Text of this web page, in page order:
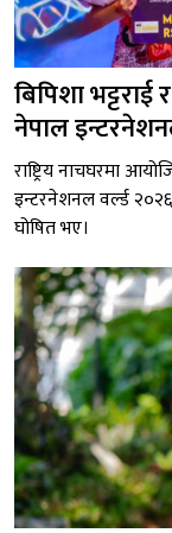
बिपिशा
नेपाल
राष्ट्रिय नाचघरमा
इन्टरनेशनल वर्ल्ड
घोषित भए।